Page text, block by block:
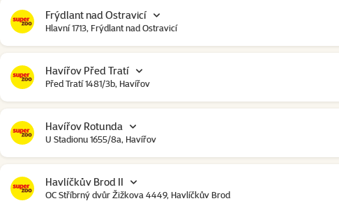
Frýdlant nad Ostravicí
Hlavní 1713, Frýdlant nad Ostravicí
Havířov Před Tratí
Před Tratí 1481/3b, Havířov
Havířov Rotunda
U Stadionu 1655/8a, Havířov
Havlíčkův Brod II
OC Stříbrný dvůr Žižkova 4449, Havlíčkův Brod